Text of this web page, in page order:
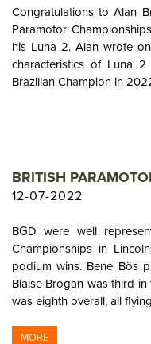
Congratulations to Alan
Paramotor
his Luna 2. Alan wrote
characteristics of Luna
Brazilian Champion in
BRITISH
12-07-2022
BGD were well
Championships in
podium wins. Bene Bös
Blaise Brogan was third
was eighth overall, all
MORE